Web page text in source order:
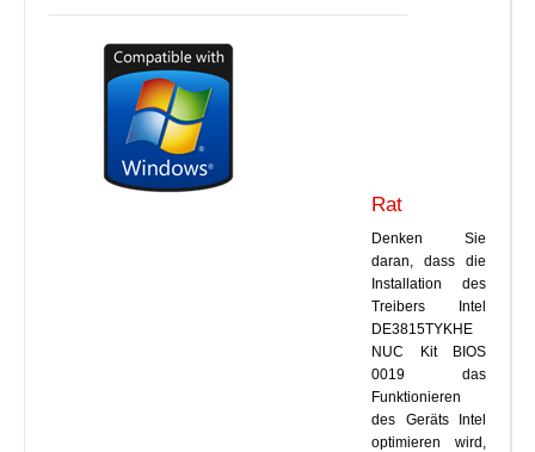
Rat
Denken Sie
daran, dass die
Installation des
Treibers Intel
DE3815TYKHE
NUC Kit BIOS
0019 das
Funktionieren
des Geräts Intel
optimieren wird,